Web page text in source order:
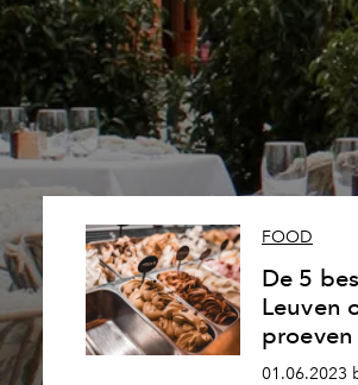
FOOD
De 5
Leuven
proeven
01.06.2023